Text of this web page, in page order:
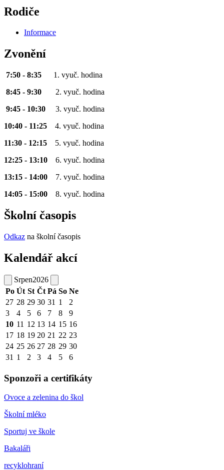
Rodiče
Informace
Zvonění
7:50 - 8:35 1. vyuč. hodina
8:45 - 9:30 2. vyuč. hodina
9:45 - 10:30 3. vyuč. hodina
10:40 - 11:25 4. vyuč. hodina
11:30 - 12:15 5. vyuč. hodina
12:25 - 13:10 6. vyuč. hodina
13:15 - 14:00 7. vyuč. hodina
14:05 - 15:00 8. vyuč. hodina
Školní časopis
Odkaz na školní časopis
Kalendář akcí
Srpen2026
Po Út St Čt Pá So Ne
27 28 29 30 31 1
2
3
4 5 6 7 8
9
10 11 12 13 14 15 16
17 18 19 20 21 22 23
24 25 26 27 28 29 30
31 1 2 3 4 5 6
Sponzoři a certifikáty
Ovoce a zelenina do škol
Školní mléko
Sportuj ve škole
Bakaláři
recyklohraní